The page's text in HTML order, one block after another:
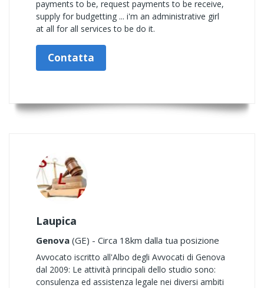
payments to be, request payments to be receive,
supply for budgetting ... i'm an administrative girl
at all for all services to be do it.
Contatta
Laupica
Genova (GE) - Circa 18km dalla tua posizione
Avvocato iscritto all'Albo degli Avvocati di Genova
dal 2009: Le attività principali dello studio sono:
consulenza ed assistenza legale nei diversi ambiti